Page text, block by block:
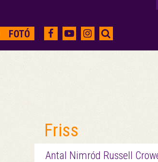
FOTÓ
Friss
Antal Nimród Russell